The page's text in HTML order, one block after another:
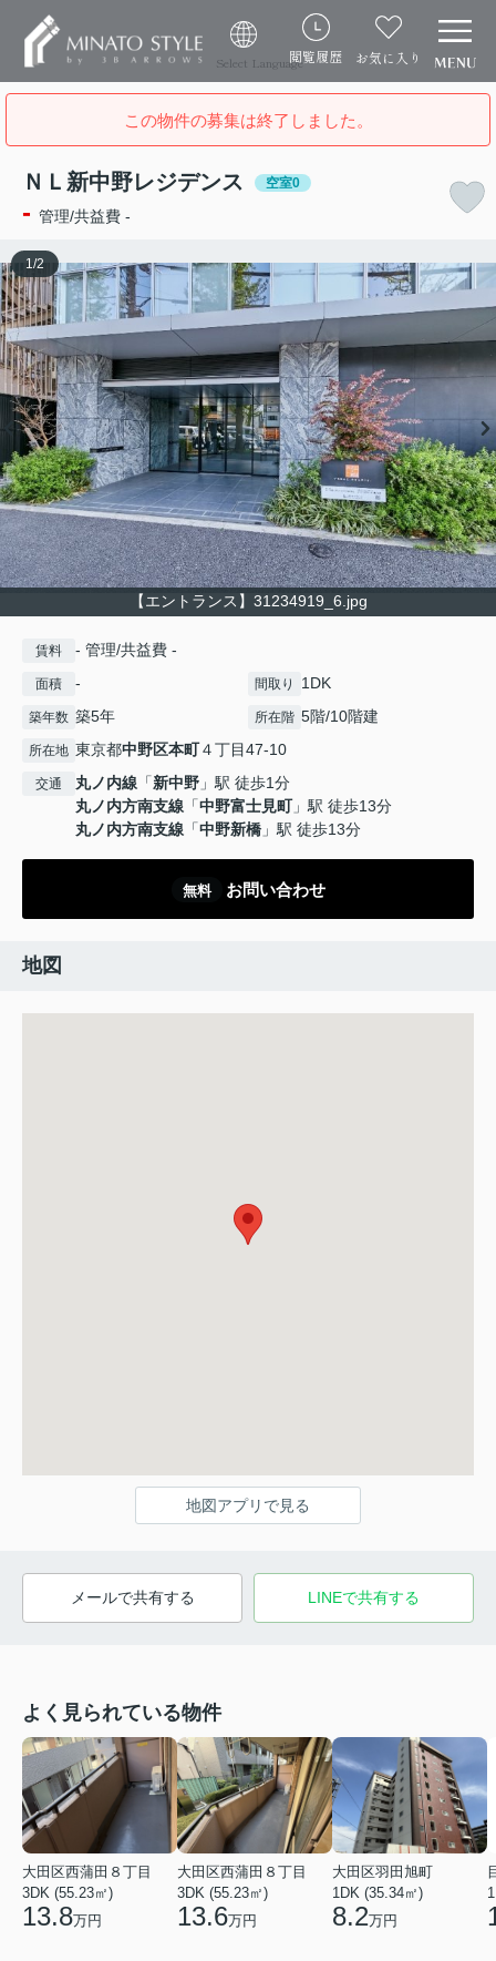
Select Language閲覧履歴 お気に入り
この物件の募集は終了しました。
ＮＬ新中野レジデンス 空室0
- 管理/共益費 -
【エントランス】31234919_6.jpg
1/2
賃料 - 管理/共益費 -
面積 - 間取り 1DK
築年数 築5年 所在階 5階/10階建
所在地 東京都中野区本町４丁目47-10
交通 丸ノ内線 「新中野 」駅 徒歩1分
丸ノ内方南支線 「中野富士見町」駅 徒歩13分
丸ノ内方南支線 「中野新橋 」駅 徒歩13分
無料 お問い合わせ
地図
地図アプリで見る
メールで共有する LINEで共有する
よく見られている物件
大田区西蒲田８丁目
3DK (55.23㎡)
13.8万円
大田区西蒲田８丁目
3DK (55.23㎡)
13.6万円
大田区羽田旭町
1DK (35.34㎡)
8.2万円